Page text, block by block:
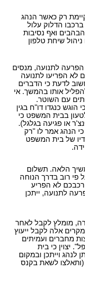
רק כאשר הנהג
הדלוק עלול
ואף נסיבות
שיחת טלפון
הפרעה לתנועה, מנסים
לא הפריעו לתנועה
לדעת כי הדברים
אותו בהמשך. אי
עם השוטר.
כנגדו דו"ח בגין
בבית המשפט כי
או פגיעה בגלגל).
הנהג אמר לו "רק
של בית המשפט
הלאה. תשלום
פי רוב בדרך הנוחה
רכבכם לא הפריע
לתנועה, ייתכן
מומלץ לקבל לאחר
אלה לקבל ייעוץ
מחברים ועמיתים
יצוין כי בית
וייתכן ובמקום
(ותאלצו לשאת בקנס